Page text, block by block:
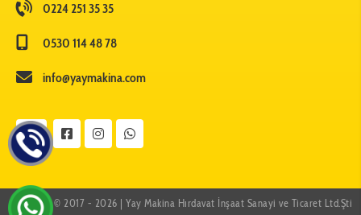
0224 251 35 35
0530 114 48 78
info@yaymakina.com
Copyright © 2017 - 2026 | Yay Makina Hırdavat İnşaat Sanayi ve Ticaret Ltd.Şti